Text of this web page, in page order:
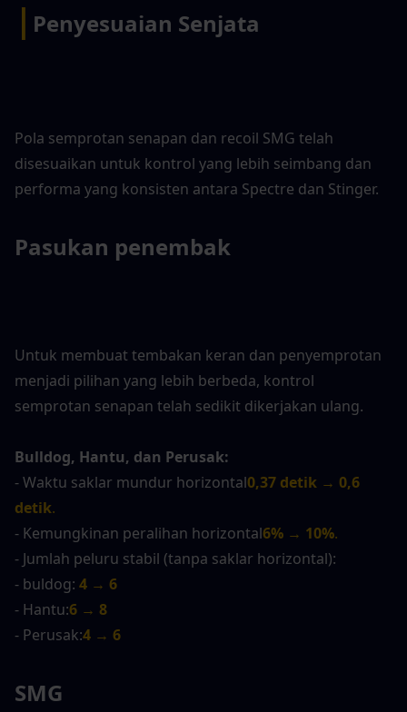
| Penyesuaian Senjata
Pola semprotan senapan dan recoil SMG telah
disesuaikan untuk kontrol yang lebih seimbang dan
performa yang konsisten antara Spectre dan Stinger.
Pasukan penembak
Untuk membuat tembakan keran dan penyemprotan
menjadi pilihan yang lebih berbeda, kontrol
semprotan senapan telah sedikit dikerjakan ulang.
Bulldog, Hantu, dan Perusak:
- Waktu saklar mundur horizontal0,37 detik → 0,6
detik.
- Kemungkinan peralihan horizontal6% → 10%.
- Jumlah peluru stabil (tanpa saklar horizontal):
- buldog: 4 → 6
- Hantu:6 → 8
- Perusak:4 → 6
SMG